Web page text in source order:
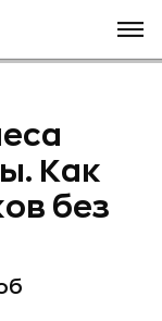
Как
без